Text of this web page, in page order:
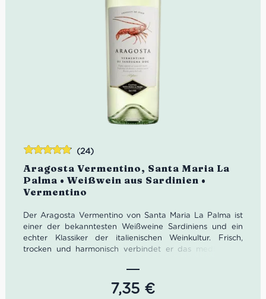
Aragosta Vermentino, Santa Maria La
Palma • Weißwein aus Sardinien •
Vermentino
(24)
Der Aragosta Vermentino von Santa Maria La Palma ist
einer der bekanntesten Weißweine Sardiniens und ein
echter Klassiker der italienischen Weinkultur. Frisch,
trocken und harmonisch verbindet er das mediterrane
Rebsorte Vermentino. Ein sardischer Weißwein mit
maritimer Seele – ideal zu Fisch, Meeresfrüchten und
allen Gerichten, die nach Sonne, Salzluft und Italien
7,35 €
mit4.79
von 5